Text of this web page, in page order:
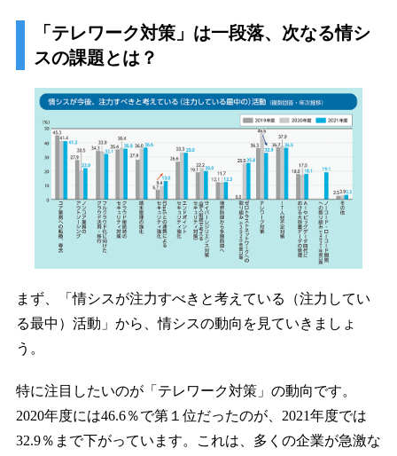
「テレワーク対策」は一段落、次なる情シ
スの課題とは？
まず、「情シスが注力すべきと考えている（注力してい
る最中）活動」から、情シスの動向を見ていきましょ
う。
特に注目したいのが「テレワーク対策」の動向です。
2020年度には46.6％で第１位だったのが、2021年度では
32.9％まで下がっています。これは、多くの企業が急激な